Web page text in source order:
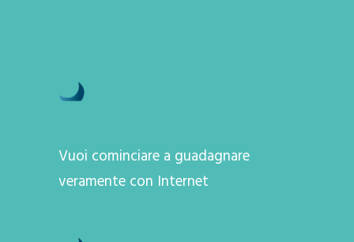
Vuoi cominciare a guadagnare
veramente con Internet